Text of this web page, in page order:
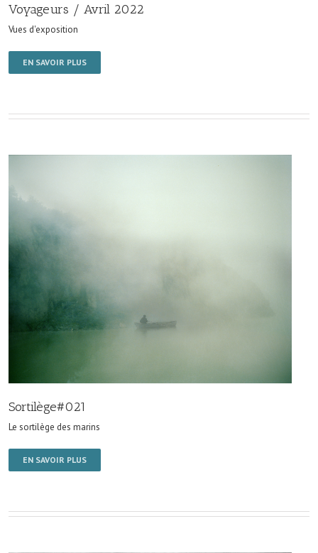
Voyageurs / Avril 2022
Vues d'exposition
EN SAVOIR PLUS
Sortilège#021
Le sortilège des marins
EN SAVOIR PLUS